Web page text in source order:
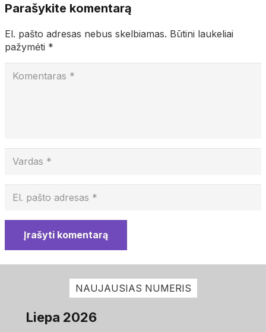
Parašykite komentarą
El. pašto adresas nebus skelbiamas. Būtini laukeliai
pažymėti *
Įrašyti komentarą
NAUJAUSIAS NUMERIS
Liepa 2026